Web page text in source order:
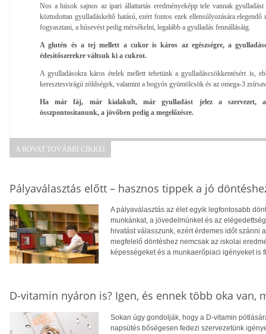
Nos a húsok sajnos az ipari állattartás eredményeképp tele vannak
köztudottan gyulladáskeltő hatású, ezért fontos ezek ellensúlyozására
fogyasztani, a húsevést pedig mérsékelni, legalább a gyulladás fennállásáig.
A glutén és a tej mellett a cukor is káros az egészségre, a
édesítőszerekre váltsuk ki a cukrot.
A gyulladásokra káros ételek mellett tehetünk a gyulladáscsökkentésért is,
keresztesvirágú zöldségek, valamint a bogyós gyümölcsök és az omega-3
Ha már fáj, már kialakult, már gyulladást jelez a szervezet,
összpontosítanunk, a jövőben pedig a megelőzésre.
A ROVAT TOVÁBBI CIKKEI
Pályaválasztás előtt – hasznos tippek a jó
A pályaválasztás az élet egyik legfontosabb
munkánkat, a jövedelmünket és az
hivatást válasszunk, ezért érdemes időt szánni
megfelelő döntéshez nemcsak az iskolai
képességeket és a munkaerőpiaci igényeket is
D-vitamin nyáron is? Igen, és ennek több oka van,
Sokan úgy gondolják, hogy a D-vitamin
napsütés bőségesen fedezi szervezetünk